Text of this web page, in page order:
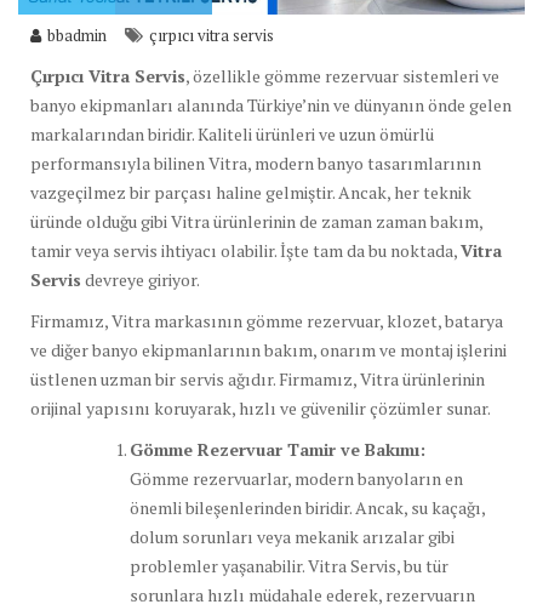
bbadmin çırpıcı vitra servis
Çırpıcı Vitra Servis, özellikle gömme rezervuar sistemleri ve
banyo ekipmanları alanında Türkiye’nin ve dünyanın önde gelen
markalarından biridir. Kaliteli ürünleri ve uzun ömürlü
performansıyla bilinen Vitra, modern banyo tasarımlarının
vazgeçilmez bir parçası haline gelmiştir. Ancak, her teknik
üründe olduğu gibi Vitra ürünlerinin de zaman zaman bakım,
tamir veya servis ihtiyacı olabilir. İşte tam da bu noktada,Vitra
Servis devreye giriyor.
Firmamız, Vitra markasının gömme rezervuar, klozet, batarya
ve diğer banyo ekipmanlarının bakım, onarım ve montaj işlerini
üstlenen uzman bir servis ağıdır. Firmamız, Vitra ürünlerinin
orijinal yapısını koruyarak, hızlı ve güvenilir çözümler sunar.
Gömme Rezervuar Tamir ve Bakımı:
Gömme rezervuarlar, modern banyoların en
önemli bileşenlerinden biridir. Ancak, su kaçağı,
dolum sorunları veya mekanik arızalar gibi
problemler yaşanabilir. Vitra Servis, bu tür
sorunlara hızlı müdahale ederek, rezervuarın